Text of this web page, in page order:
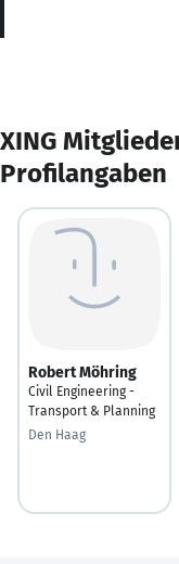
XING
Profilangaben
Robert Möhring
Civil Engineering -
Transport & Planning
Den Haag